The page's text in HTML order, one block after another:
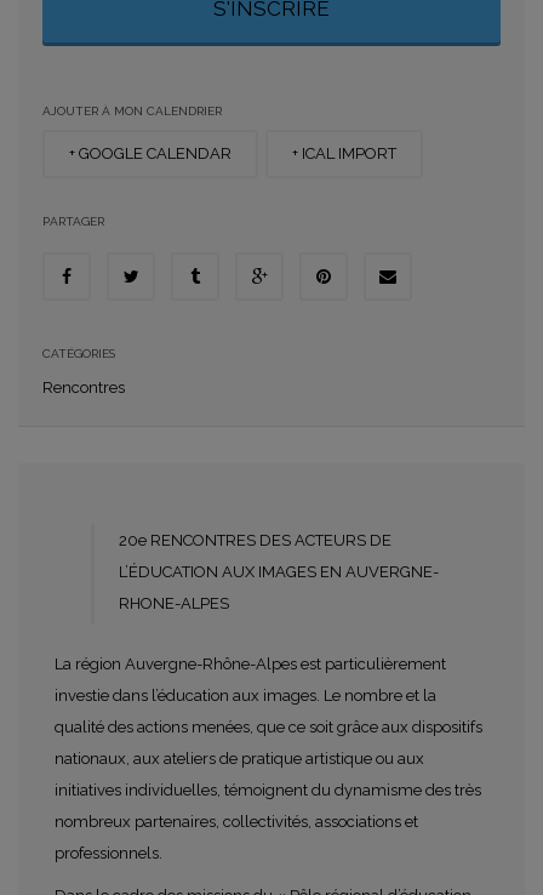
S'INSCRIRE
AJOUTER À MON CALENDRIER
+ GOOGLE CALENDAR + ICAL IMPORT
PARTAGER
CATÉGORIES
Rencontres
20e RENCONTRES DES ACTEURS DE
L’ÉDUCATION AUX IMAGES EN AUVERGNE-
RHONE-ALPES
La région Auvergne-Rhône-Alpes est particulièrement
investie dans l’éducation aux images. Le nombre et la
qualité des actions menées, que ce soit grâce aux dispositifs
nationaux, aux ateliers de pratique artistique ou aux
initiatives individuelles, témoignent du dynamisme des très
nombreux partenaires, collectivités, associations et
professionnels.